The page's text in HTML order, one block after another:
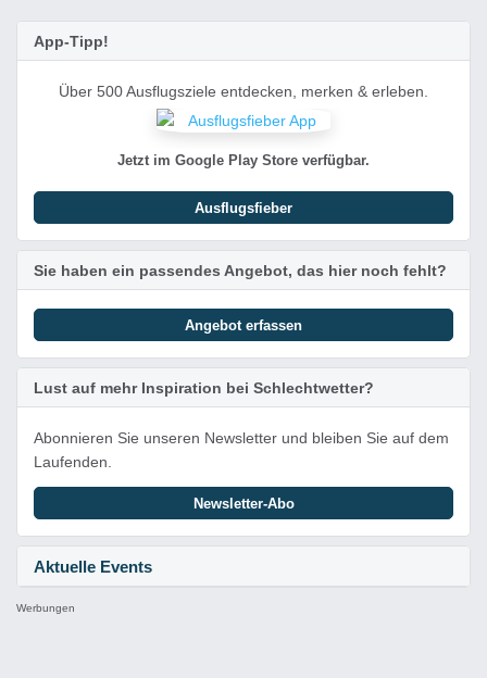
Aktuelle Events
App-Tipp!
Über 500 Ausflugsziele entdecken, merken & erleben.
Jetzt im Google Play Store verfügbar.
Ausflugsfieber
Sie haben ein passendes Angebot, das hier noch fehlt?
Angebot erfassen
Lust auf mehr Inspiration bei Schlechtwetter?
Abonnieren Sie unseren Newsletter und bleiben Sie auf dem
Laufenden.
Newsletter-Abo
Werbungen